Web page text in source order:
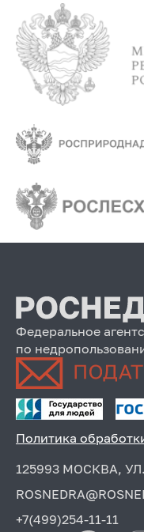
Федеральное
по
Политика
125993 МОСКВА,
+7(499)254-11-11